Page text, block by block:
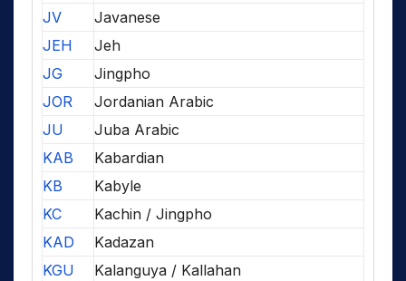
JV
Javanese
JEH
Jeh
JG
Jingpho
JOR
Jordanian Arabic
JU
Juba Arabic
KAB
Kabardian
KB
Kabyle
KC
Kachin / Jingpho
KAD
Kadazan
KGU
Kalanguya / Kallahan